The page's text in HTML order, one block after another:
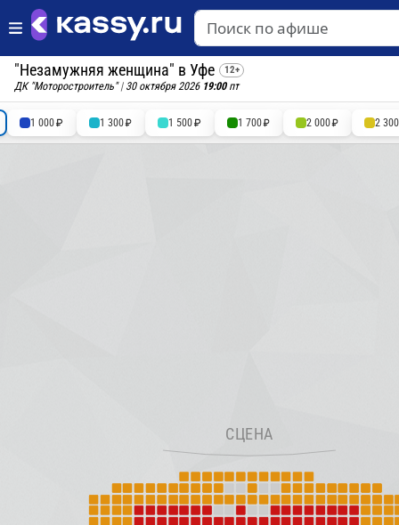
"Незамужняя женщина" в Уфе 12+
ДК "Моторостроитель"| 30 октября 2026 19:00пт
1 000 1 300 1 500 1 700 2 000 2 300